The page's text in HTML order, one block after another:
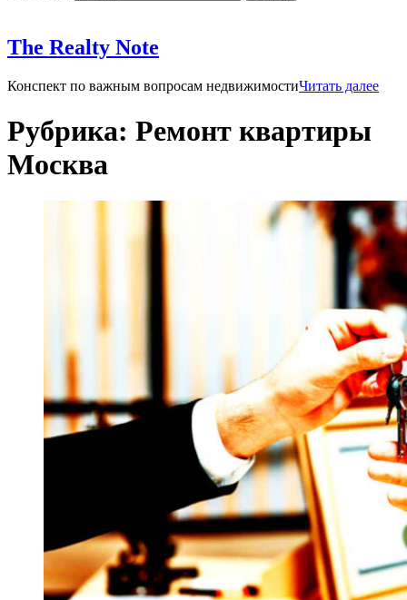
The Realty Note
Конспект по важным вопросам недвижимостиЧитать далее
Рубрика: Ремонт квартиры
Москва